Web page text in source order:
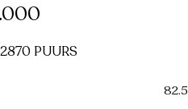
PUURS
82.5